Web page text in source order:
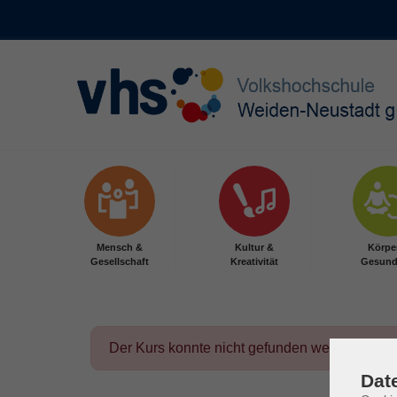
Mensch &
Gesellschaft
Kultur &
Kreativität
Der Kurs konnte nicht gefunden werden.